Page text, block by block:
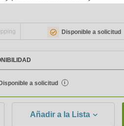
Disponible a solicitud
Disponible a solicitud i
Añadir a la Lista